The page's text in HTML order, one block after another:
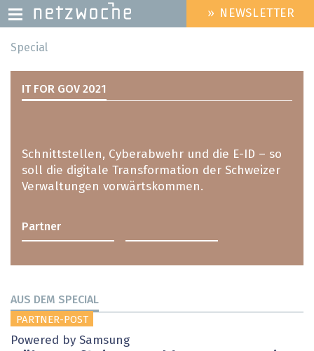
Direkt
Inhalt
HEADER
MENU
» NEWSLETTER
Special
IT FOR GOV 2021
Schnittstellen, Cyberabwehr und die E-ID – so
soll die digitale Transformation der Schweizer
Verwaltungen vorwärtskommen.
Partner
AUS DEM SPECIAL
PARTNER-POST
Powered by Samsung